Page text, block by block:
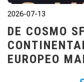
2026-07-13
DE COSMO
EUROPEO